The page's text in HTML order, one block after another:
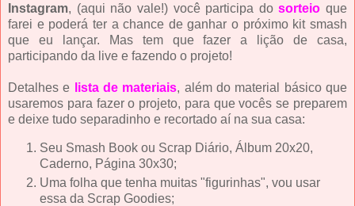
Instagram, (aqui não vale!) você participa dosorteio que
farei e poderá ter a chance de ganhar o próximo kit smash
que eu lançar. Mas tem que fazer a lição de casa,
participando da live e fazendo o projeto!
Detalhes e lista de materiais, além do material básico que
usaremos para fazer o projeto, para que vocês se preparem
e deixe tudo separadinho e recortado aí na sua casa:
Seu Smash Book ou Scrap Diário, Álbum 20x20,
Caderno, Página 30x30;
Uma folha que tenha muitas "figurinhas", vou usar
essa da Scrap Goodies;